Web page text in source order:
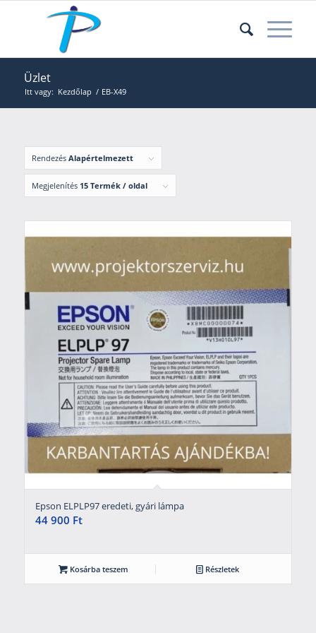
Üzlet
Itt vagy: Kezdőlap / EB-X49
Rendezés Alapértelmezett
Megjelenítés 15 Termék / oldal
Epson ELPLP97 eredeti, gyári lámpa
44 900 Ft
Kosárba teszem Részletek